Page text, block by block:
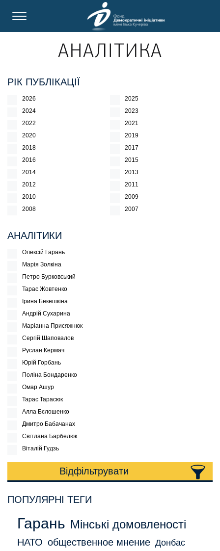
АНАЛІТИКА
РІК ПУБЛІКАЦІЇ
2026
2025
2024
2023
2022
2021
2020
2019
2018
2017
2016
2015
2014
2013
2012
2011
2010
2009
2008
2007
АНАЛІТИКИ
Олексій Гарань
Марія Золкіна
Петро Бурковський
Тарас Жовтенко
Ірина Бекешкіна
Андрій Сухарина
Маріанна Присяжнюк
Сергій Шаповалов
Руслан Кермач
Юрій Горбань
Поліна Бондаренко
Омар Ашур
Тарас Тарасюк
Алла Бєлошенко
Дмитро Бабачанах
Світлана Барбелюк
Віталій Гудзь
Відфільтрувати
ПОПУЛЯРНІ ТЕГИ
Гарань Мінські домовленості
НАТО общественное мнение Донбас